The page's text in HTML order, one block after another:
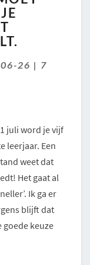
26 | 7
juli word je vijf
leerjaar. Een
weet dat
Het gaat al
Ik ga er
blijft dat
goede keuze